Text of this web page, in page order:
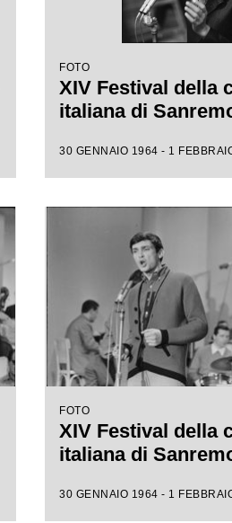
FOTO
XIV Festival della
italiana di
30 GENNAIO 1964 - 1
FOTO
XIV Festival della
italiana di
30 GENNAIO 1964 - 1